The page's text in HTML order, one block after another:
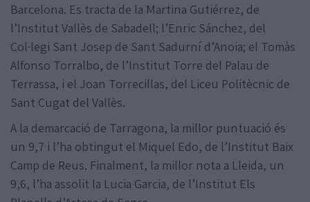
Barcelona. Es tracta de la Martina Gutiérrez, de
l’Institut Vallès de Sabadell; l’Enric Sánchez, del
Col·legi Sant Josep de Sant Sadurní d’Anoia; el Tomàs
Alfonso Torralbo, de l’Institut Torre del Palau de
Terrassa, i el Joan Torrecillas, del Liceu Politècnic de
Sant Cugat del Vallès.
A la demarcació de Tarragona, la millor puntuació és
un 9,7 i l’ha obtingut el Miquel Edo, de l’Institut Baix
Camp de Reus. Finalment, la millor nota a Lleida, un
9,6, l’ha assolit la Lucia Garcia, de l’Institut Els